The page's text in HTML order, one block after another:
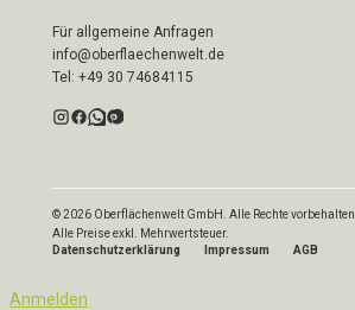
Für allgemeine Anfragen
info@oberflaechenwelt.de
Tel: +49 30 74684115
© 2026 Oberflächenwelt GmbH. Alle Rechte vorbehalten.
Alle Preise exkl. Mehrwertsteuer.
Datenschutzerklärung
Impressum AGB
Anmelden